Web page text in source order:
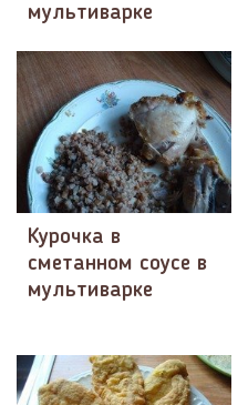
мультиварке
Курочка в
сметанном соусе в
мультиварке